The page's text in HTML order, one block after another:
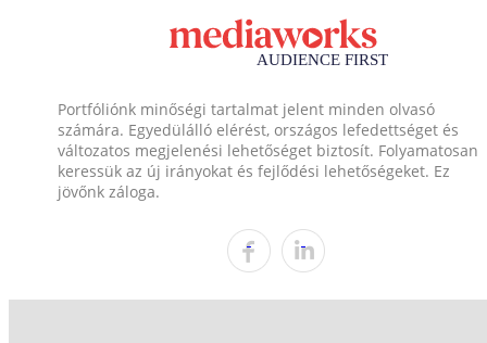
Portfóliónk minőségi tartalmat jelent minden olvasó
számára. Egyedülálló elérést, országos lefedettséget és
változatos megjelenési lehetőséget biztosít. Folyamatosan
keressük az új irányokat és fejlődési lehetőségeket. Ez
jövőnk záloga.